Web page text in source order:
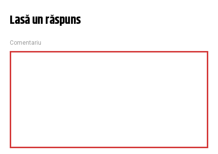
Lasă un răspuns
Comentariu